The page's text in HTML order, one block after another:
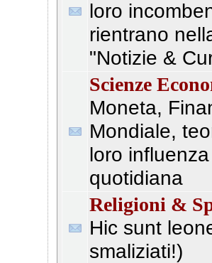
loro
rientrano
"Notizie &
Scienze
Moneta,
Mondiale,
loro
quotidiana
Religioni &
Hic sunt
smaliziati!)